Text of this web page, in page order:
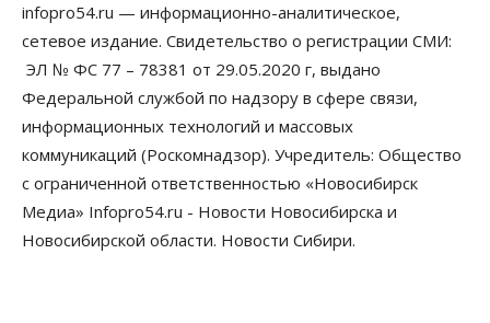
Новосибирской области, но режима ЧС не будет
07 Августа 2026, 10:00
Предприятия Новосибирска
выстраивают системы защиты от атак БПЛА
07 Августа 2026, 09:00
Бизнес
По «Сибэлектротерму» выдали исполнительные
листы на полмиллиарда рублей
07 Августа 2026, 08:00
infopro54.ru — информационно-аналитическое,
сетевое издание. Свидетельство о регистрации СМИ:
ЭЛ № ФС 77 – 78381 от 29.05.2020 г, выдано
Федеральной службой по надзору в сфере связи,
информационных технологий и массовых
коммуникаций (Роскомнадзор). Учредитель: Общество
с ограниченной ответственностью «Новосибирск
Медиа» Infopro54.ru - Новости Новосибирска и
Новосибирской области. Новости Сибири.